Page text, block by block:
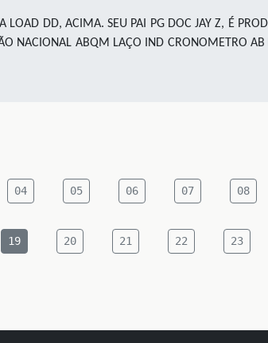
LOAD DD, ACIMA. SEU PAI PG DOC JAY Z, É
NACIONAL ABQM LAÇO IND CRONOMETRO
04 05 06 07 08
19 20 21 22 23